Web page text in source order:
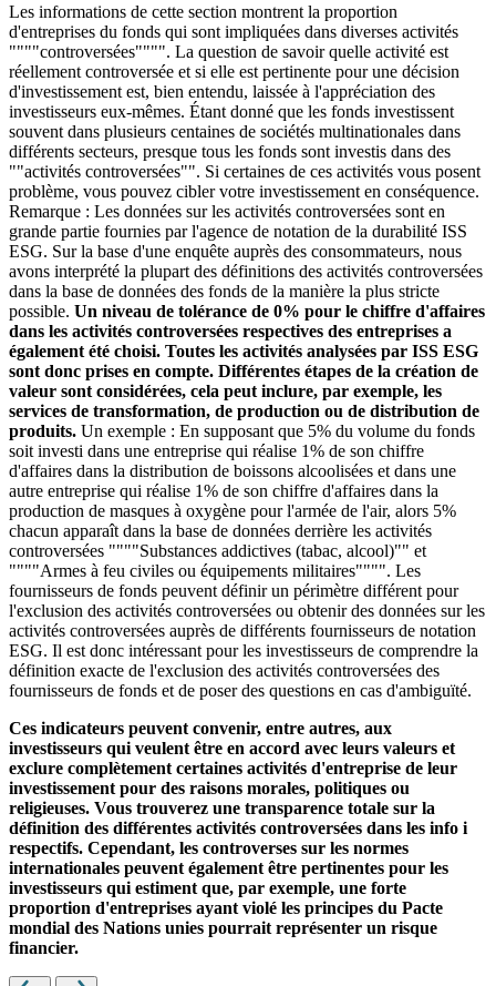
Les informations de cette section montrent la proportion
d'entreprises du fonds qui sont impliquées dans diverses activités
""""controversées"""". La question de savoir quelle activité est
réellement controversée et si elle est pertinente pour une décision
d'investissement est, bien entendu, laissée à l'appréciation des
investisseurs eux-mêmes. Étant donné que les fonds investissent
souvent dans plusieurs centaines de sociétés multinationales dans
différents secteurs, presque tous les fonds sont investis dans des
""activités controversées"". Si certaines de ces activités vous posent
problème, vous pouvez cibler votre investissement en conséquence.
Remarque : Les données sur les activités controversées sont en
grande partie fournies par l'agence de notation de la durabilité ISS
ESG. Sur la base d'une enquête auprès des consommateurs, nous
avons interprété la plupart des définitions des activités controversées
dans la base de données des fonds de la manière la plus stricte
possible. Un niveau de tolérance de 0% pour le chiffre d'affaires
dans les activités controversées respectives des entreprises a
également été choisi. Toutes les activités analysées par ISS ESG
sont donc prises en compte. Différentes étapes de la création de
valeur sont considérées, cela peut inclure, par exemple, les
services de transformation, de production ou de distribution de
produits. Un exemple : En supposant que 5% du volume du fonds
soit investi dans une entreprise qui réalise 1% de son chiffre
d'affaires dans la distribution de boissons alcoolisées et dans une
autre entreprise qui réalise 1% de son chiffre d'affaires dans la
production de masques à oxygène pour l'armée de l'air, alors 5%
chacun apparaît dans la base de données derrière les activités
controversées """"Substances addictives (tabac, alcool)"" et
""""Armes à feu civiles ou équipements militaires"""". Les
fournisseurs de fonds peuvent définir un périmètre différent pour
l'exclusion des activités controversées ou obtenir des données sur les
activités controversées auprès de différents fournisseurs de notation
ESG. Il est donc intéressant pour les investisseurs de comprendre la
définition exacte de l'exclusion des activités controversées des
fournisseurs de fonds et de poser des questions en cas d'ambiguïté.
Ces indicateurs peuvent convenir, entre autres, aux
investisseurs qui veulent être en accord avec leurs valeurs et
exclure complètement certaines activités d'entreprise de leur
investissement pour des raisons morales, politiques ou
religieuses. Vous trouverez une transparence totale sur la
définition des différentes activités controversées dans les info i
respectifs. Cependant, les controverses sur les normes
internationales peuvent également être pertinentes pour les
investisseurs qui estiment que, par exemple, une forte
proportion d'entreprises ayant violé les principes du Pacte
mondial des Nations unies pourrait représenter un risque
financier.